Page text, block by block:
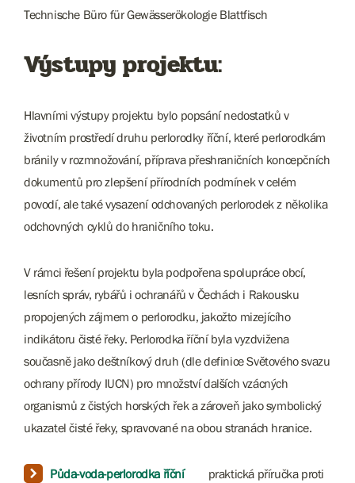
Technische Büro für Gewässerökologie Blattfisch
Výstupy projektu:
Hlavními výstupy projektu bylo popsání nedostatků v
životním prostředí druhu perlorodky říční, které perlorodkám
bránily v rozmnožování, příprava přeshraničních koncepčních
dokumentů pro zlepšení přírodních podmínek v celém
povodí, ale také vysazení odchovaných perlorodek z několika
odchovných cyklů do hraničního toku.
V rámci řešení projektu byla podpořena spolupráce obcí,
lesních správ, rybářů i ochranářů v Čechách i Rakousku
propojených zájmem o perlorodku, jakožto mizejícího
indikátoru čisté řeky. Perlorodka říční byla vyzdvižena
současně jako deštníkový druh (dle definice Světového svazu
ochrany přírody IUCN) pro množství dalších vzácných
organismů z čistých horských řek a zároveň jako symbolický
ukazatel čisté řeky, spravované na obou stranách hranice.
Půda-voda-perlorodka říční
​​p​​raktická příručka proti